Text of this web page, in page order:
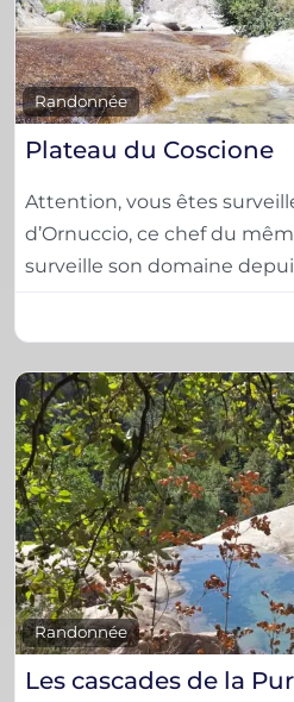
Randonnée
Plateau du Coscione
Attention, vous êtes
d’Ornuccio, ce chef du
surveille son domaine
Randonnée
Les cascades de la